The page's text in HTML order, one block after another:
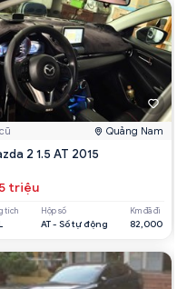
Quảng Nam
2 1.5 AT 2015
triệu
tích Hộp số
AT - Số tự động
Km đã đi
82,000